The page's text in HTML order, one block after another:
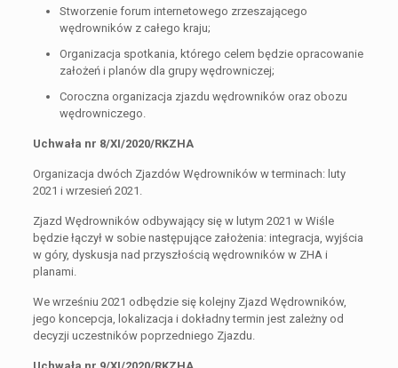
Stworzenie forum internetowego zrzeszającego
wędrowników z całego kraju;
Organizacja spotkania, którego celem będzie opracowanie
założeń i planów dla grupy wędrowniczej;
Coroczna organizacja zjazdu wędrowników oraz obozu
wędrowniczego.
Uchwała nr 8/XI/2020/RKZHA
Organizacja dwóch Zjazdów Wędrowników w terminach: luty
2021 i wrzesień 2021.
Zjazd Wędrowników odbywający się w lutym 2021 w Wiśle
będzie łączył w sobie następujące założenia: integracja, wyjścia
w góry, dyskusja nad przyszłością wędrowników w ZHA i
planami.
We wrześniu 2021 odbędzie się kolejny Zjazd Wędrowników,
jego koncepcja, lokalizacja i dokładny termin jest zależny od
decyzji uczestników poprzedniego Zjazdu.